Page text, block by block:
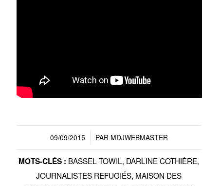
09/09/2015
/ PAR MDJWEBMASTER
MOTS-CLÉS : BASSEL TOWIL, DARLINE COTHIÈRE,
JOURNALISTES REFUGIÉS, MAISON DES